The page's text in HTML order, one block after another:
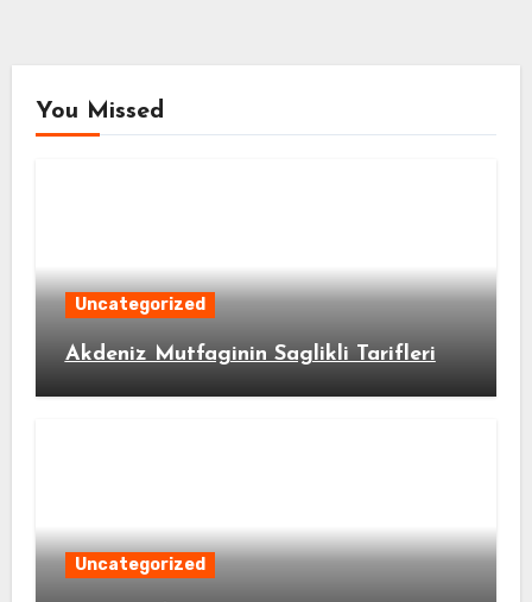
You Missed
Uncategorized
Akdeniz Mutfaginin Saglikli Tarifleri
Uncategorized